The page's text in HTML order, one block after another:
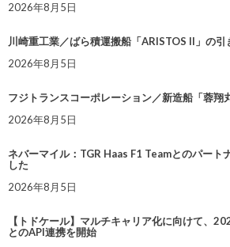
2026年8月5日
川崎重工業／ばら積運搬船「ARISTOS II」の引
2026年8月5日
フジトランスコーポレーション／新造船「蓉翔
2026年8月5日
ネバーマイル：TGR Haas F1 Teamとのパート
した
2026年8月5日
【トドケール】マルチキャリア化に向けて、
とのAPI連携を開始